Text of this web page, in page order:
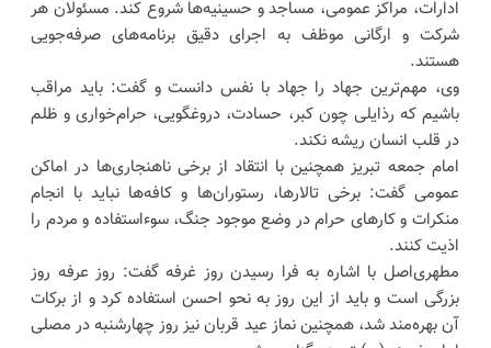
ادارات، مراکز عمومی، مساجد و حسینیه‌ها شروع کند. مسئولان هر
شرکت و ارگانی موظف به اجرای دقیق برنامه‌های صرفه‌جویی
هستند.
وی، مهم‌ترین جهاد را جهاد با نفس دانست و گفت: باید مراقب
باشیم که رذایلی چون کبر، حسادت، دروغگویی، حرام‌خواری و ظلم
در قلب انسان ریشه نکند.
امام جمعه تبریز همچنین با انتقاد از برخی ناهنجاری‌ها در اماکن
عمومی گفت: برخی تالارها، رستوران‌ها و کافه‌ها نباید با انجام
منکرات و کارهای حرام در وضع موجود جنگ، سوءاستفاده و مردم را
اذیت کنند.
مطهری‌اصل با اشاره به فرا رسیدن روز غرفه گفت: روز عرفه روز
بزرگی است و باید از این روز به نحو احسن استفاده کرد و از برکات
آن بهره‌مند شد، همچنین نماز عید قربان نیز روز چهارشنبه در مصلی